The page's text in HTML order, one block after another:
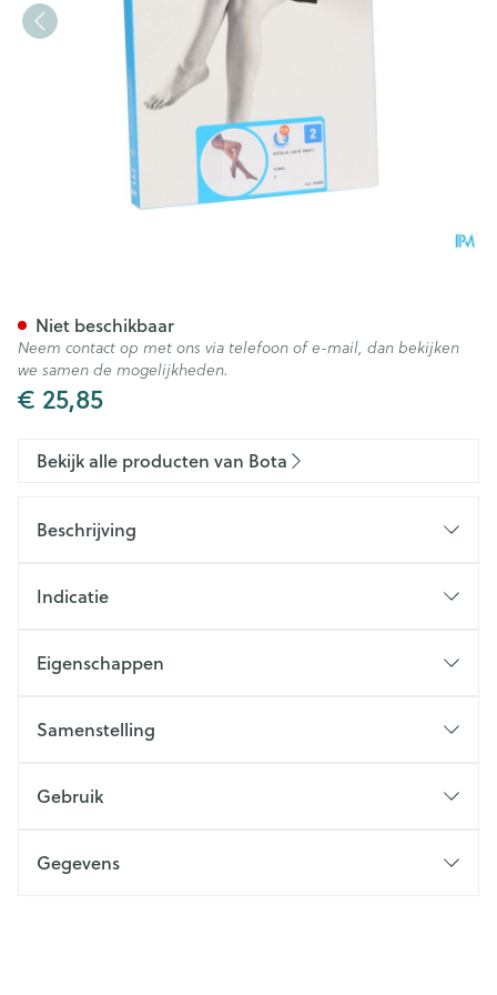
€ 25,85
Niet beschikbaar
Neem contact op met ons via telefoon of e-mail, dan bekijken
we samen de mogelijkheden.
Bekijk alle producten van Bota
Beschrijving
Indicatie
Eigenschappen
Samenstelling
Gebruik
Gegevens